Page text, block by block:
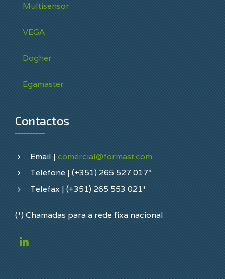
Multisensor
VEGA
Dogher
Egamaster
Contactos
Email | comercial@formast.com
Telefone | (+351) 265 527 017*
Telefax | (+351) 265 553 021*
(*) Chamadas para a rede fixa nacional